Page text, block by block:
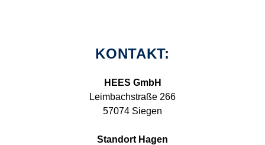
KONTAKT:
HEES GmbH
Leimbachstraße 266
57074 Siegen
Standort Hagen